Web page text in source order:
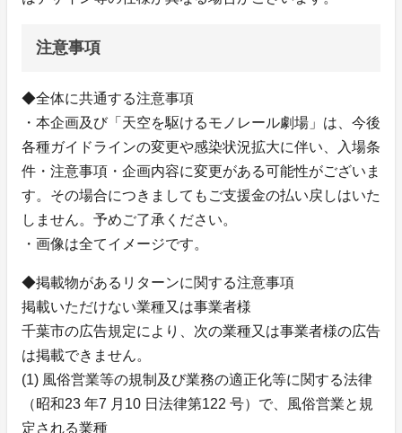
注意事項
◆全体に共通する注意事項
・本企画及び「天空を駆けるモノレール劇場」は、今後
各種ガイドラインの変更や感染状況拡大に伴い、入場条
件・注意事項・企画内容に変更がある可能性がございま
す。その場合につきましてもご支援金の払い戻しはいた
しません。予めご了承ください。
・画像は全てイメージです。
◆掲載物があるリターンに関する注意事項
掲載いただけない業種又は事業者様
千葉市の広告規定により、次の業種又は事業者様の広告
は掲載できません。
(1) 風俗営業等の規制及び業務の適正化等に関する法律
（昭和23 年7 月10 日法律第122 号）で、風俗営業と規
定される業種